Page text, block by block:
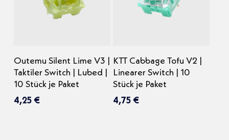
In den Warenkorb
Outemu Silent Lime V3 |
Taktiler Switch | Lubed |
10 Stück je Paket
4,25 €
In den Warenkorb
KTT Cabbage Tofu V2 |
Linearer Switch | 10
Stück je Paket
4,75 €